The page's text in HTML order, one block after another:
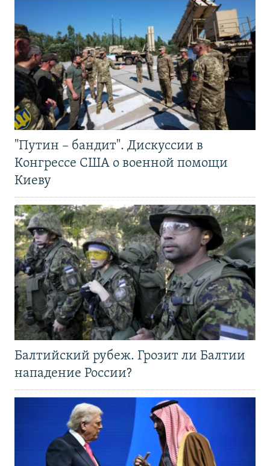
"Путин – бандит". Дискуссии в
Конгрессе США о военной помощи
Киеву
Балтийский рубеж. Грозит ли Балтии
нападение России?